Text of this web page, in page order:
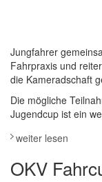
Jungfahrer
Fahrpraxis und
die Kameradschaft
Die mögliche
Jugendcup ist ein
weiter lesen
OKV